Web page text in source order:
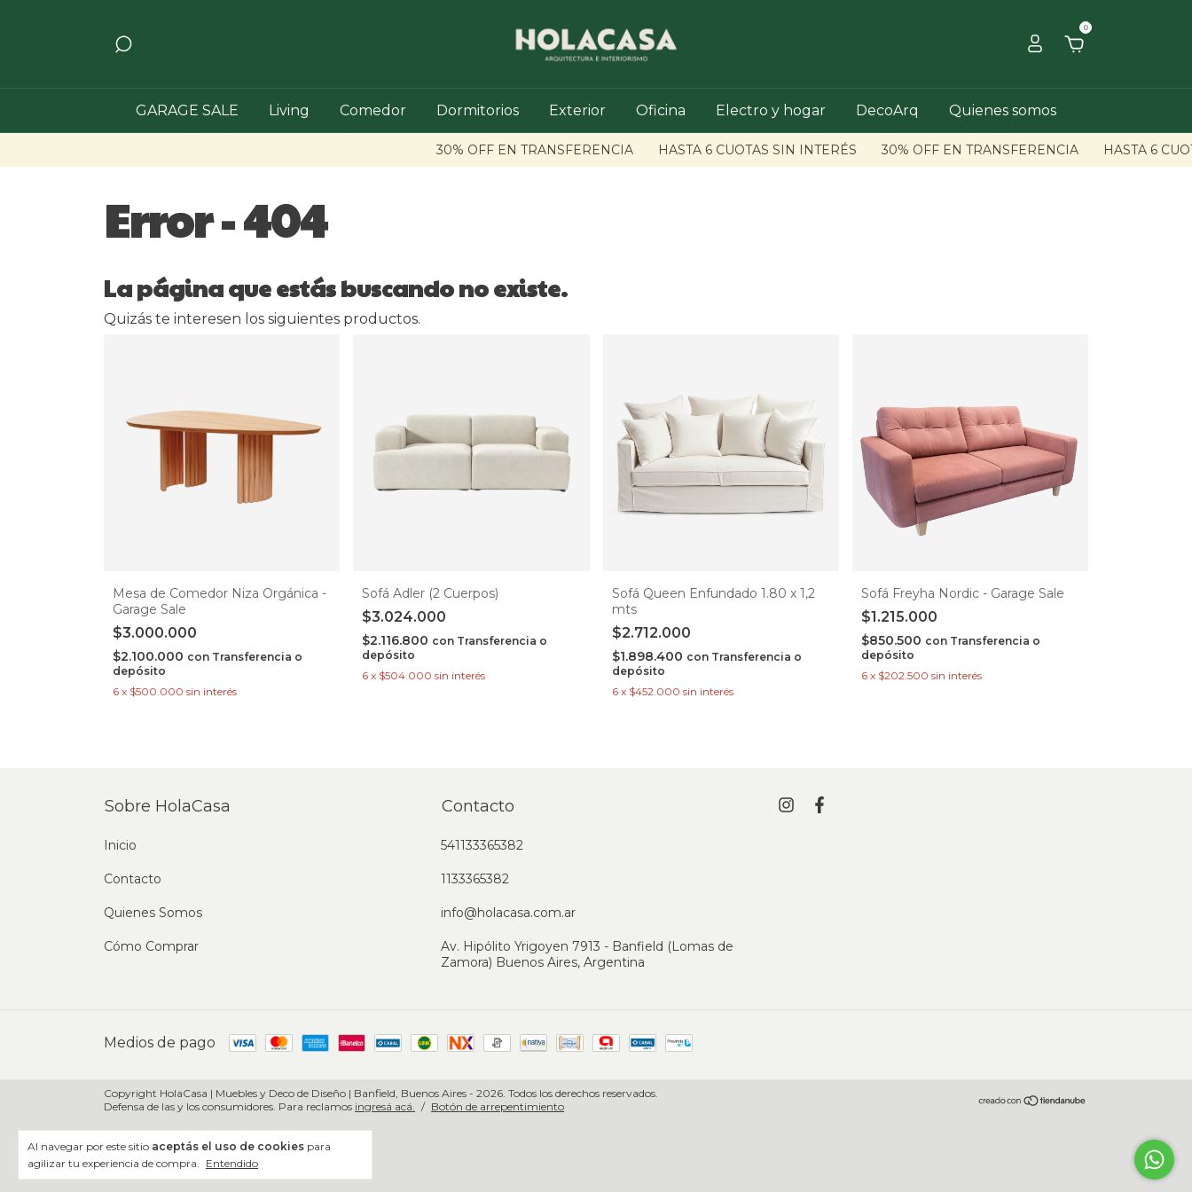
0
GARAGE SALE Living Comedor Dormitorios Exterior Oficina Electro y hogar DecoArq Quienes somos
30% OFF EN TRANSFERENCIA HASTA 6 CUOTAS SIN INTERÉS 30% OFF EN TRANSFERENCIA HASTA 6
Al navegar por este sitio aceptás el uso de cookies para
agilizar tu experiencia de compra. Entendido
Error - 404
La página que estás buscando no existe.
Quizás te interesen los siguientes productos.
Mesa de Comedor Niza Orgánica -
Garage Sale
$3.000.000
$2.100.000 con Transferencia o
depósito
6 x $500.000 sin interés
Sofá Adler (2 Cuerpos)
$3.024.000
$2.116.800 con Transferencia o
depósito
6 x $504.000 sin interés
Sofá Queen Enfundado 1.80 x 1,2
mts
$2.712.000
$1.898.400 con Transferencia o
depósito
6 x $452.000 sin interés
Sofá Freyha Nordic - Garage Sale
$1.215.000
$850.500 con Transferencia o
depósito
6 x $202.500 sin interés
Sobre HolaCasa
Inicio
Contacto
Quienes Somos
Cómo Comprar
Contacto
541133365382
1133365382
info@holacasa.com.ar
Av. Hipólito Yrigoyen 7913 - Banfield (Lomas de
Zamora) Buenos Aires, Argentina
Medios de pago
Copyright HolaCasa | Muebles y Deco de Diseño | Banfield, Buenos Aires - 2026. Todos los derechos reservados.
Defensa de las y los consumidores. Para reclamos ingresá acá. / Botón de arrepentimiento